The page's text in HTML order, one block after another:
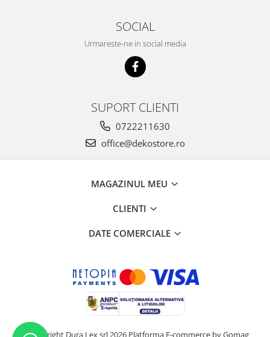
SOCIAL
Urmareste-ne in social media
SUPORT CLIENTI
0722211630
office@dekostore.ro
MAGAZINUL MEU
CLIENTI
DATE COMERCIALE
©Copyright Dura Lex srl 2026 Platforma E-commerce by Gomag